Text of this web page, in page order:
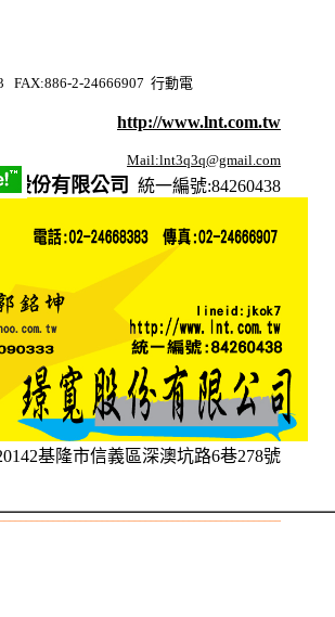
FAX:886-2-24666907 行動電
http://www.lnt.com.tw
Mail:lnt3q3q@gmail.com
股份有限公司 統一編號:84260438
基隆市信義區深澳坑路6巷278號